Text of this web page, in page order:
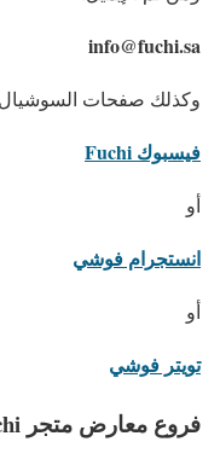
info@fuchi.sa
وكذلك صفحات السوشيال
فيسبوك Fuchi
أو
انستجرام فوشي
أو
تويتر فوشي
فروع معارض متجر Fuchi